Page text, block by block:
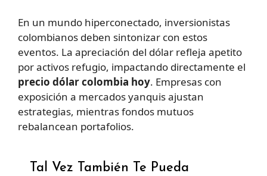
En un mundo hiperconectado, inversionistas
colombianos deben sintonizar con estos
eventos. La apreciación del dólar refleja apetito
por activos refugio, impactando directamente el
precio dólar colombia hoy. Empresas con
exposición a mercados yanquis ajustan
estrategias, mientras fondos mutuos
rebalancean portafolios.
Tal Vez También Te Pueda